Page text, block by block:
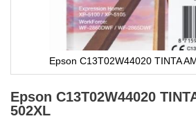
Epson C13T02W44020 TINTA
al
comienzo
Epson C13T02W44020
502XL